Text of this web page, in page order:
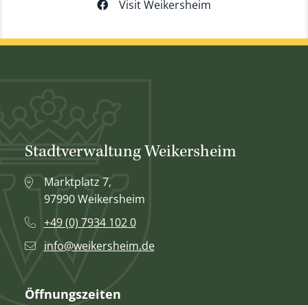
Visit Weikersheim
Stadtverwaltung Weikersheim
Marktplatz 7,
97990 Weikersheim
+49 (0) 7934 102 0
info@weikersheim.de
Öffnungszeiten